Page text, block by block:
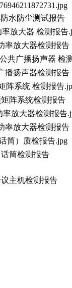
防水防尘测试报告
率放大器检测报告
播扬声器检测报告
阵系统检测报告
率放大器检测报告
话筒检测报告
主机检测报告